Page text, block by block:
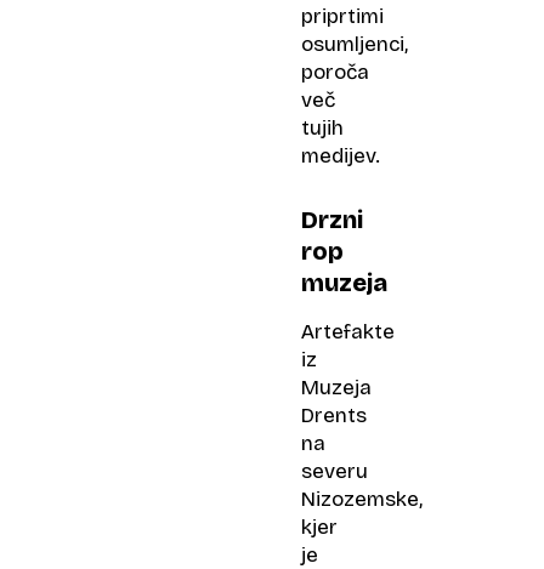
priprtimi
osumljenci,
poroča
več
tujih
medijev.
Drzni
rop
muzeja
Artefakte
iz
Muzeja
Drents
na
severu
Nizozemske,
kjer
je